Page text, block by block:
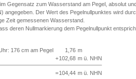
Gegensatz zum Wasserstand am Pegel, absolut
angegeben. Der Wert des Pegelnullpunktes wird
Zeit gemessenen Wasserstand.
deren Nullmarkierung dem Pegelnullpunkt
176 cm am Pegel
1,76 m
+102,68 m ü. NHN
=104,44 m ü. NHN